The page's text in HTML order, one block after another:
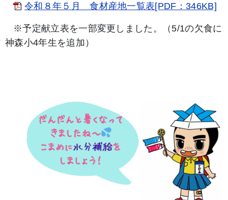
令和８年５月 食材産地一覧表[PDF：346KB]
※予定献立表を一部変更しました。（5/1の欠食に
神森小4年生を追加）